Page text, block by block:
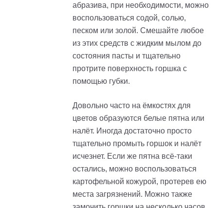
абразива, при необходимости, можно
воспользоваться содой, солью,
песком или золой. Смешайте любое
из этих средств с жидким мылом до
состояния пасты и тщательно
протрите поверхность горшка с
помощью губки.
Довольно часто на ёмкостях для
цветов образуются белые пятна или
налёт. Иногда достаточно просто
тщательно промыть горшок и налёт
исчезнет. Если же пятна всё-таки
остались, можно воспользоваться
картофельной кожурой, протерев ею
места загрязнений. Можно также